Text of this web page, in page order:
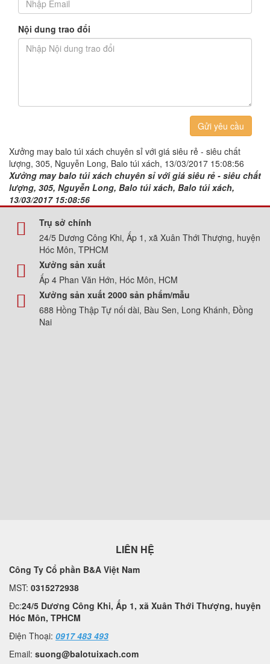
Nội dung trao đổi
Gửi yêu cầu
Xưởng may balo túi xách chuyên sỉ với giá siêu rẻ - siêu chất
lượng, 305, Nguyễn Long, Balo túi xách, 13/03/2017 15:08:56
Xưởng may balo túi xách chuyên sỉ với giá siêu rẻ - siêu chất
lượng, 305, Nguyễn Long, Balo túi xách, Balo túi xách,
13/03/2017 15:08:56
Trụ sở chính
24/5 Dương Công Khi, Ấp 1, xã Xuân Thới Thượng, huyện
Hóc Môn, TPHCM
Xưởng sản xuất
Ấp 4 Phan Văn Hớn, Hóc Môn, HCM
Xưởng sản xuất 2000 sản phẩm/mẫu
688 Hồng Thập Tự nối dài, Bàu Sen, Long Khánh, Đồng
Nai
LIÊN HỆ
Công Ty Cổ phần B&A Việt Nam
MST: 0315272938
Đc:24/5 Dương Công Khi, Ấp 1, xã Xuân Thới Thượng, huyện
Hóc Môn, TPHCM
Điện Thoại: 0917 483 493
Email: suong@balotuixach.com